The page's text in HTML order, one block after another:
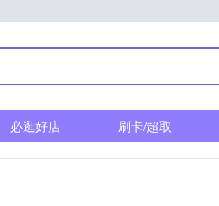
必逛好店 刷卡/超取